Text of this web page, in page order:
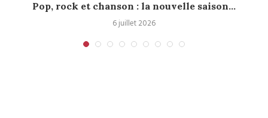
Pop, rock et chanson : la nouvelle saison...
6 juillet 2026